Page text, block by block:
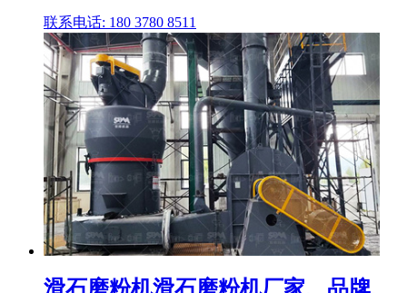
联系电话: 180 3780 8511